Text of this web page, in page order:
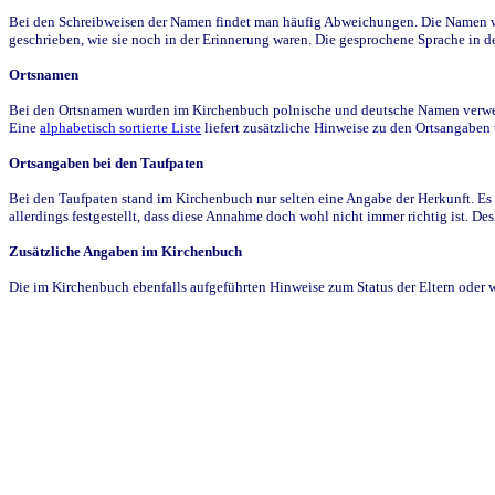
Bei den Schreibweisen der Namen findet man häufig Abweichungen. Die
geschrieben, wie sie noch in der Erinnerung waren. Die gesprochene Sprache
Ortsnamen
Bei den Ortsnamen wurden im Kirchenbuch polnische und deutsche Namen
Eine alphabetisch sortierte Liste liefert zusätzliche Hinweise zu den
Ortsangaben bei den Taufpaten
Bei den Taufpaten stand im Kirchenbuch nur selten eine Angabe der Herkunft.
allerdings festgestellt, dass diese Annahme doch wohl nicht immer richtig ist.
Zusätzliche Angaben im Kirchenbuch
Die im Kirchenbuch ebenfalls aufgeführten Hinweise zum Status der Eltern